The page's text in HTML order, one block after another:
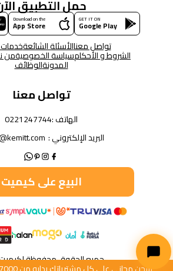
حمل التطبيق
GET IT ON
Google Play
Download on the
App Store
تواصل معناالأسئلة الشائعة
الشروط و الأحكامسياسة الخصوصيةمن
المدونةالوظائف
تواصل معنا
الهاتف :0221247744
البريد الإلكتروني :
البيع على كيميت
جميع الحقوق محفوظة لكيميت